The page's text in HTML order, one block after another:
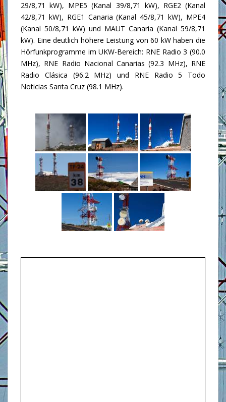
29/8,71 kW), MPE5 (Kanal 39/8,71 kW), RGE2 (Kanal
42/8,71 kW), RGE1 Canaria (Kanal 45/8,71 kW), MPE4
(Kanal 50/8,71 kW) und MAUT Canaria (Kanal 59/8,71
kW). Eine deutlich höhere Leistung von 60 kW haben die
Hörfunkprogramme im UKW-Bereich: RNE Radio 3 (90.0
MHz), RNE Radio Nacional Canarias (92.3 MHz), RNE
Radio Clásica (96.2 MHz) und RNE Radio 5 Todo
Noticias Santa Cruz (98.1 MHz).